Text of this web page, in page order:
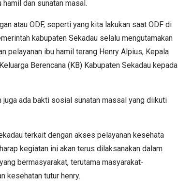
dan sunatan masal.
atau ODF, seperti yang kita lakukan saat ODF di
kabupaten Sekadau selalu mengutamakan
pelayanan ibu hamil terang Henry Alpius, Kepala
Berencana (KB) Kabupaten Sekadau kepada
ada bakti sosial sunatan massal yang diikuti
terkait dengan akses pelayanan kesehata
kegiatan ini akan terus dilaksanakan dalam
bermasyarakat, terutama masyarakat-
kesehatan tutur henry.